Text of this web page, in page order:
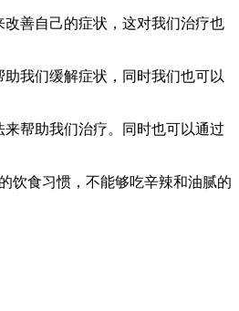
善自己的症状，这对我们治疗也
我们缓解症状，同时我们也可以
帮助我们治疗。同时也可以通过
饮食习惯，不能够吃辛辣和油腻的